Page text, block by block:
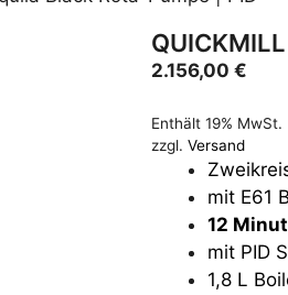
2.156,00 €
Enthält 19% MwSt.
zzgl. Versand
mit E61
12
mit PID
1,8 L